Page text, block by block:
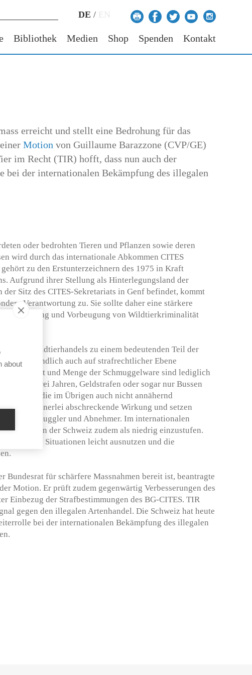
DE / EN
Bibliothek Medien Shop Spenden Kontakt
erreicht und stellt eine Bedrohung für das
Motion von Guillaume Barazzone (CVP/GE)
im Recht (TIR) hofft, dass nun auch der
bei der internationalen Bekämpfung des illegalen
oder bedrohten Tieren und Pflanzen sowie deren
wird durch das internationale Abkommen CITES
zu den Erstunterzeichnern des 1975 in Kraft
Aufgrund ihrer Stellung als Hinterlegungsland der
Sitz des CITES-Sekretariats in Genf befindet, kommt
Verantwortung zu. Sie sollte daher eine stärkere
Bekämpfung und Vorbeugung von Wildtierkriminalität
Wildtierhandels zu einem bedeutenden Teil der
muss endlich auch auf strafrechtlicher Ebene
Je nach Art und Menge der Schmuggelware sind lediglich
maximal drei Jahren, Geldstrafen oder sogar nur Bussen
Strafen, die im Übrigen auch nicht annähernd
keinerlei abschreckende Wirkung und setzen
Schmuggler und Abnehmer. Im internationalen
in der Schweiz zudem als niedrig einzustufen.
solche Situationen leicht ausnutzen und die
Bundesrat für schärfere Massnahmen bereit ist, beantragte
Motion. Er prüft zudem gegenwärtig Verbesserungen des
Einbezug der Strafbestimmungen des BG-CITES. TIR
gegen den illegalen Artenhandel. Die Schweiz hat heute
bei der internationalen Bekämpfung des illegalen
about